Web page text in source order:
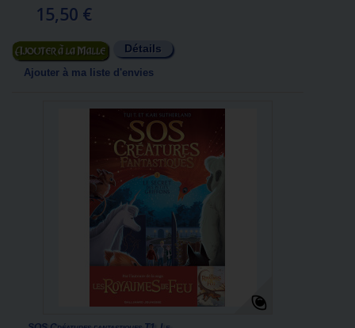
15,50 €
Ajouter au panier Détails
Ajouter à ma liste d'envies